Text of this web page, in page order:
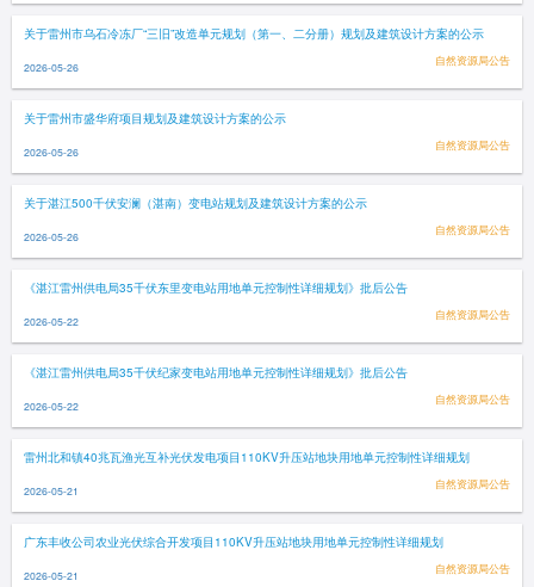
关于雷州市乌石冷冻厂“三旧”改造单元规划（第一、二分册）规划及建筑设计方案的公示
2026-05-26 自然资源局公告
关于雷州市盛华府项目规划及建筑设计方案的公示
2026-05-26 自然资源局公告
关于湛江500千伏安澜（湛南）变电站规划及建筑设计方案的公示
2026-05-26 自然资源局公告
《湛江雷州供电局35千伏东里变电站用地单元控制性详细规划》批后公告
2026-05-22 自然资源局公告
《湛江雷州供电局35千伏纪家变电站用地单元控制性详细规划》批后公告
2026-05-22 自然资源局公告
雷州北和镇40兆瓦渔光互补光伏发电项目110KV升压站地块用地单元控制性详细规划
2026-05-21 自然资源局公告
广东丰收公司农业光伏综合开发项目110KV升压站地块用地单元控制性详细规划
2026-05-21 自然资源局公告